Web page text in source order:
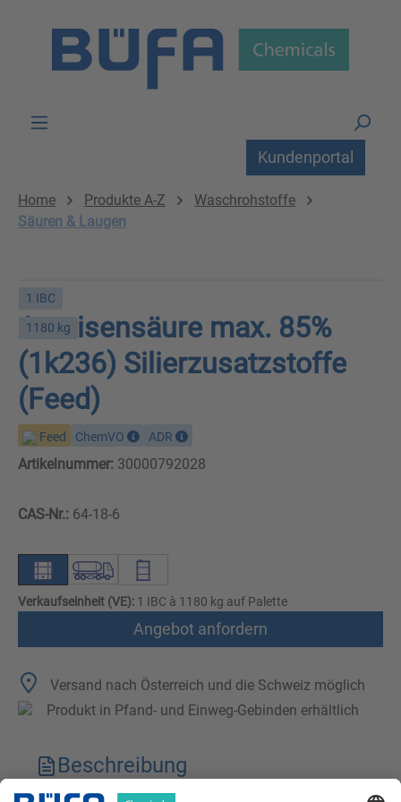
Kundenportal
Home Produkte A-Z
Waschrohstoffe
Säuren & Laugen
1 IBC
1180 kg
Ameisensäure max. 85%
(1k236) Silierzusatzstoffe
(Feed)
Feed ChemVO ADR
Artikelnummer: 30000792028
CAS-Nr.: 64-18-6
Verkaufseinheit (VE): 1 IBC à 1180 kg auf Palette
Angebot anfordern
Versand nach Österreich und die Schweiz möglich
Produkt in Pfand- und Einweg-Gebinden erhältlich
Beschreibung